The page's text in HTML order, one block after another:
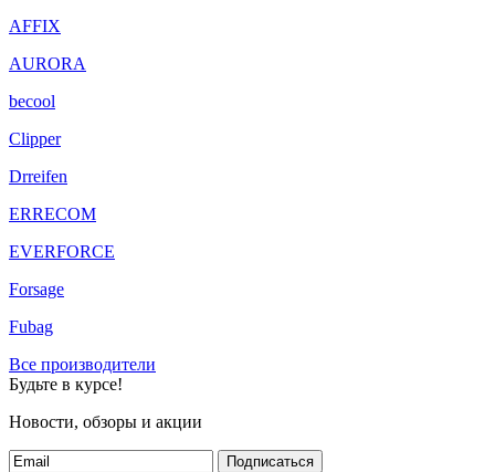
AFFIX
AURORA
becool
Clipper
Drreifen
ERRECOM
EVERFORCE
Forsage
Fubag
Все производители
Будьте в курсе!
Новости, обзоры и акции
Подписаться